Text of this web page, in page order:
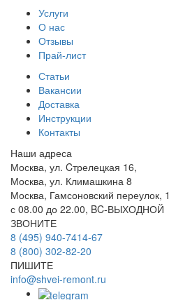
Услуги
О нас
Отзывы
Прай-лист
Статьи
Вакансии
Доставка
Инструкции
Контакты
Наши адреса
Москва, ул. Cтрелецкая 16,
Москва, ул. Климашкина 8
Москва, Гамсоновский переулок, 1
с 08.00 до 22.00, BC-ВЫХОДНОЙ
ЗВОНИТЕ
8 (495) 940-7414-67
8 (800) 302-82-20
ПИШИТЕ
info@shvei-remont.ru